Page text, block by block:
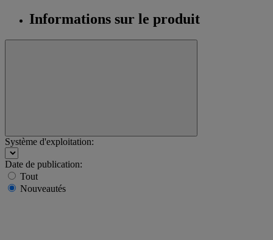
Informations sur le produit
Système d'exploitation:
Date de publication:
Tout
Nouveautés